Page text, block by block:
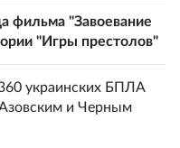
фильма "Завоевание
"Игры престолов"
украинских БПЛА
и Черным